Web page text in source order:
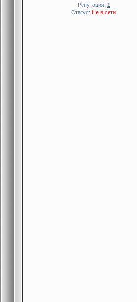
Репутация: 1
Статус: Не в сети